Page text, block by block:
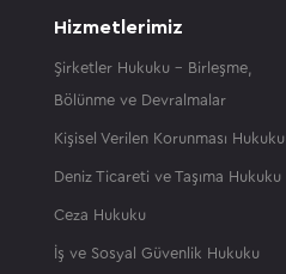
Hizmetlerimiz
Şirketler Hukuku – Birleşme,
Bölünme ve Devralmalar
Kişisel Verilen Korunması Hukuku
Deniz Ticareti ve Taşıma Hukuku
Ceza Hukuku
İş ve Sosyal Güvenlik Hukuku